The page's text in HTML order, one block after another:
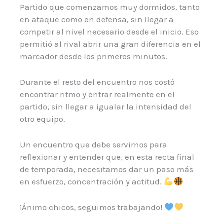
Partido que comenzamos muy dormidos, tanto
en ataque como en defensa, sin llegar a
competir al nivel necesario desde el inicio. Eso
permitió al rival abrir una gran diferencia en el
marcador desde los primeros minutos.
Durante el resto del encuentro nos costó
encontrar ritmo y entrar realmente en el
partido, sin llegar a igualar la intensidad del
otro equipo.
Un encuentro que debe servirnos para
reflexionar y entender que, en esta recta final
de temporada, necesitamos dar un paso más
en esfuerzo, concentración y actitud.
¡Ánimo chicos, seguimos trabajando!